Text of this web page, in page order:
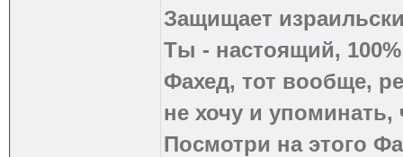
Защищает
Ты - настоящий,
Фахед, тот вообще,
не хочу и
Посмотри на этого